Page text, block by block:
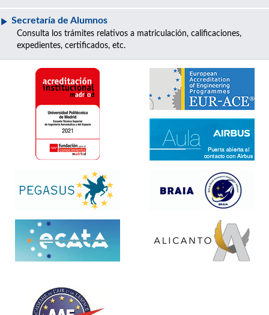
Secretaría de Alumnos
Consulta los trámites relativos a matriculación, calificaciones,
expedientes, certificados, etc.